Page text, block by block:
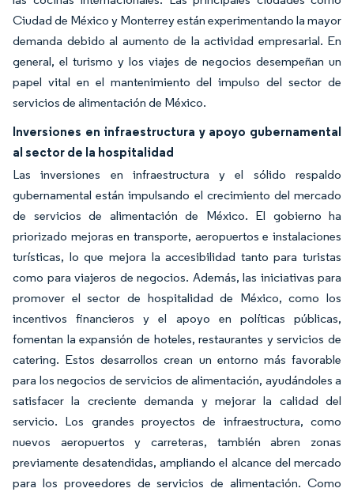
Ciudad de México y Monterrey están experimentando la mayor
demanda debido al aumento de la actividad empresarial. En
general, el turismo y los viajes de negocios desempeñan un
papel vital en el mantenimiento del impulso del sector de
servicios de alimentación de México.
Inversiones en infraestructura y apoyo gubernamental
al sector de la hospitalidad
Las inversiones en infraestructura y el sólido respaldo
gubernamental están impulsando el crecimiento del mercado
de servicios de alimentación de México. El gobierno ha
priorizado mejoras en transporte, aeropuertos e instalaciones
turísticas, lo que mejora la accesibilidad tanto para turistas
como para viajeros de negocios. Además, las iniciativas para
promover el sector de hospitalidad de México, como los
incentivos financieros y el apoyo en políticas públicas,
fomentan la expansión de hoteles, restaurantes y servicios de
catering. Estos desarrollos crean un entorno más favorable
para los negocios de servicios de alimentación, ayudándoles a
satisfacer la creciente demanda y mejorar la calidad del
servicio. Los grandes proyectos de infraestructura, como
nuevos aeropuertos y carreteras, también abren zonas
previamente desatendidas, ampliando el alcance del mercado
para los proveedores de servicios de alimentación. Como